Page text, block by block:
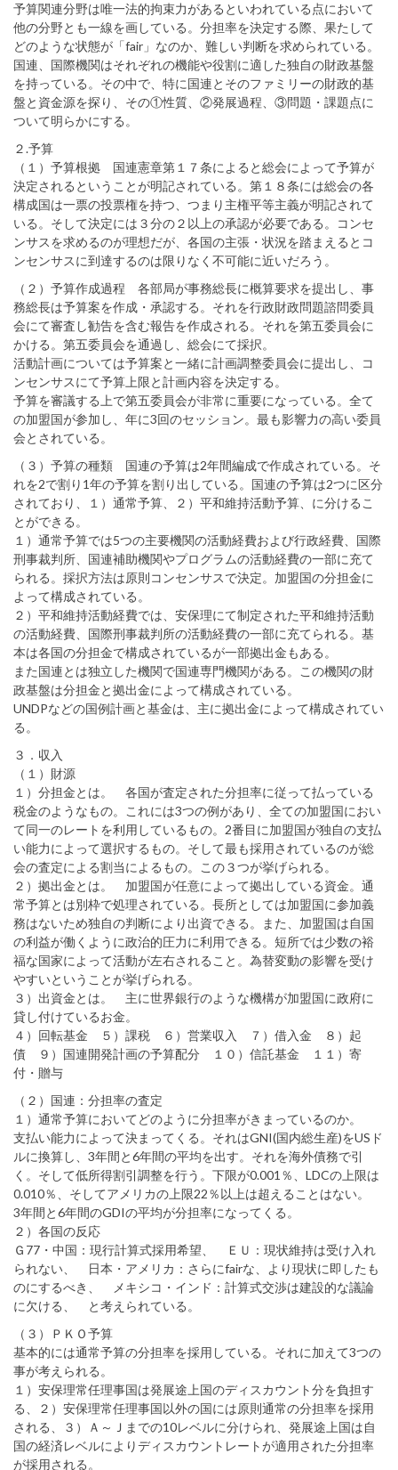
予算関連分野は唯一法的拘束力があるといわれている点において
他の分野とも一線を画している。分担率を決定する際、果たして
どのような状態が「fair」なのか、難しい判断を求められている。
国連、国際機関はそれぞれの機能や役割に適した独自の財政基盤
を持っている。その中で、特に国連とそのファミリーの財政的基
盤と資金源を探り、その①性質、②発展過程、③問題・課題点に
ついて明らかにする。
２.予算
（１）予算根拠 国連憲章第１７条によると総会によって予算が
決定されるということが明記されている。第１８条には総会の各
構成国は一票の投票権を持つ、つまり主権平等主義が明記されて
いる。そして決定には３分の２以上の承認が必要である。コンセ
ンサスを求めるのが理想だが、各国の主張・状況を踏まえるとコ
ンセンサスに到達するのは限りなく不可能に近いだろう。
（２）予算作成過程 各部局が事務総長に概算要求を提出し、事
務総長は予算案を作成・承認する。それを行政財政問題諮問委員
会にて審査し勧告を含む報告を作成される。それを第五委員会に
かける。第五委員会を通過し、総会にて採択。
活動計画については予算案と一緒に計画調整委員会に提出し、コ
ンセンサスにて予算上限と計画内容を決定する。
予算を審議する上で第五委員会が非常に重要になっている。全て
の加盟国が参加し、年に3回のセッション。最も影響力の高い委員
会とされている。
（３）予算の種類 国連の予算は2年間編成で作成されている。そ
れを2で割り1年の予算を割り出している。国連の予算は2つに区分
されており、１）通常予算、２）平和維持活動予算、に分けるこ
とができる。
１）通常予算では5つの主要機関の活動経費および行政経費、国際
刑事裁判所、国連補助機関やプログラムの活動経費の一部に充て
られる。採択方法は原則コンセンサスで決定。加盟国の分担金に
よって構成されている。
２）平和維持活動経費では、安保理にて制定された平和維持活動
の活動経費、国際刑事裁判所の活動経費の一部に充てられる。基
本は各国の分担金で構成されているが一部拠出金もある。
また国連とは独立した機関で国連専門機関がある。この機関の財
政基盤は分担金と拠出金によって構成されている。
UNDPなどの国例計画と基金は、主に拠出金によって構成されてい
る。
３．収入
（１）財源
１）分担金とは。 各国が査定された分担率に従って払っている
税金のようなもの。これには3つの例があり、全ての加盟国におい
て同一のレートを利用しているもの。2番目に加盟国が独自の支払
い能力によって選択するもの。そして最も採用されているのが総
会の査定による割当によるもの。この３つが挙げられる。
２）拠出金とは。 加盟国が任意によって拠出している資金。通
常予算とは別枠で処理されている。長所としては加盟国に参加義
務はないため独自の判断により出資できる。また、加盟国は自国
の利益が働くように政治的圧力に利用できる。短所では少数の裕
福な国家によって活動が左右されること。為替変動の影響を受け
やすいということが挙げられる。
３）出資金とは。 主に世界銀行のような機構が加盟国に政府に
貸し付けているお金。
４）回転基金 ５）課税 ６）営業収入 ７）借入金 ８）起
債 ９）国連開発計画の予算配分 １０）信託基金 １１）寄
付・贈与
（２）国連：分担率の査定
１）通常予算においてどのように分担率がきまっているのか。
支払い能力によって決まってくる。それはGNI(国内総生産)をUSド
ルに換算し、3年間と6年間の平均を出す。それを海外債務で引
く。そして低所得割引調整を行う。下限が0.001％、LDCの上限は
0.010％、そしてアメリカの上限22％以上は超えることはない。
3年間と6年間のGDIの平均が分担率になってくる。
２）各国の反応
Ｇ77・中国：現行計算式採用希望、 ＥＵ：現状維持は受け入れ
られない、 日本・アメリカ：さらにfairな、より現状に即したも
のにするべき、 メキシコ・インド：計算式交渉は建設的な議論
に欠ける、 と考えられている。
（３）ＰＫＯ予算
基本的には通常予算の分担率を採用している。それに加えて3つの
事が考えられる。
１）安保理常任理事国は発展途上国のディスカウント分を負担す
る、２）安保理常任理事国以外の国には原則通常の分担率を採用
される、３）Ａ～Ｊまでの10レベルに分けられ、発展途上国は自
国の経済レベルによりディスカウントレートが適用された分担率
が採用される。